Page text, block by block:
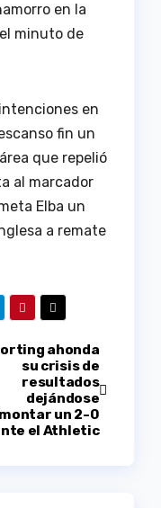
en la
minuto de
en
fin un
que repelió
al marcador
Elba un
a remate
ahonda
su crisis de
resultados
dejándose
un 2-0
el Athletic